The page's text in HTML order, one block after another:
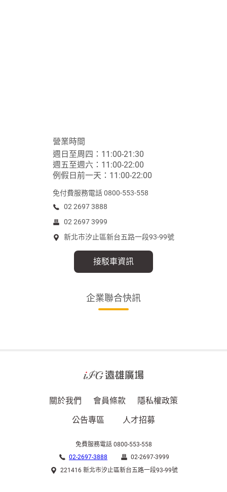
營業時間
週日至周四：11:00-21:30
週五至週六：11:00-22:00
例假日前一天：11:00-22:00
免付費服務電話 0800-553-558
02 2697 3888
02 2697 3999
新北市汐止區新台五路一段93-99號
接駁車資訊
企業聯合快訊
關於我們 會員條款
隱私權政策
公告專區
人才招募
免費服務電話 0800-553-558
02-2697-3888
02-2697-3999
221416 新北市汐止區新台五路一段93-99號